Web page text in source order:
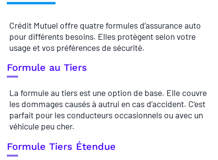
Crédit Mutuel offre quatre formules d’assurance auto
pour différents besoins. Elles protègent selon votre
usage et vos préférences de sécurité.
Formule au Tiers
La formule au tiers est une option de base. Elle couvre
les dommages causés à autrui en cas d’accident. C’est
parfait pour les conducteurs occasionnels ou avec un
véhicule peu cher.
Formule Tiers Étendue